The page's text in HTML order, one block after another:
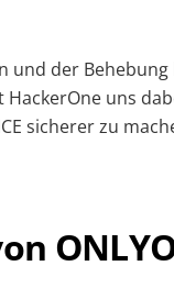
der
uns
sicherer zu